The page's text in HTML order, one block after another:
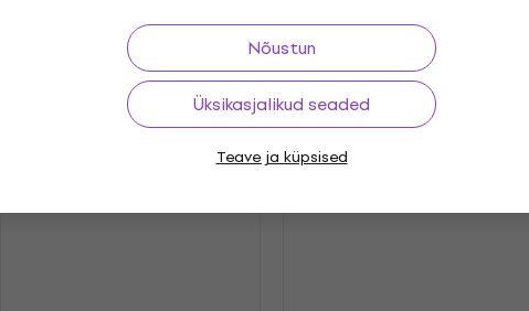
Nõustun
Üksikasjalikud seaded
Teave ja küpsised
Label